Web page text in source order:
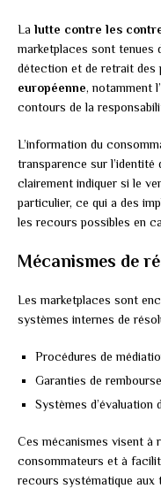
La lutte contre les
marketplaces sont tenues
détection et de retrait
européenne, notamment
contours de la
L’information du
transparence sur l’identité
clairement indiquer si le
particulier, ce qui a des
les recours possibles en
Mécanismes de
Les marketplaces sont
systèmes internes de
Procédures de
Garanties de
Systèmes d’évaluation
Ces mécanismes visent à
consommateurs et à
recours systématique aux